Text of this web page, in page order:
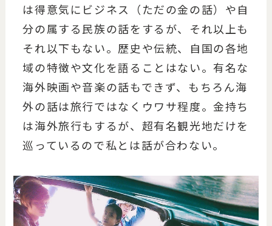
は得意気にビジネス（ただの金の話）や自
分の属する民族の話をするが、それ以上も
それ以下もない。歴史や伝統、自国の各地
域の特徴や文化を語ることはない。有名な
海外映画や音楽の話もできず、もちろん海
外の話は旅行ではなくウワサ程度。金持ち
は海外旅行もするが、超有名観光地だけを
巡っているので私とは話が合わない。